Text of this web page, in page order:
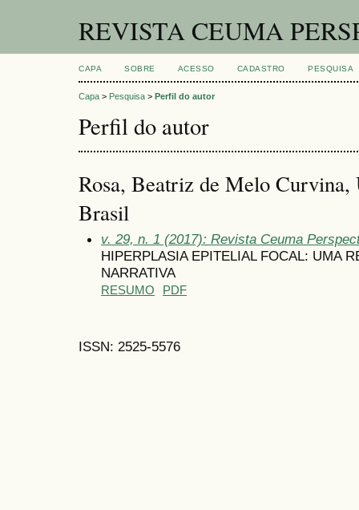
REVISTA CEUMA
CAPA SOBRE ACESSO CADASTRO PESQUISA
Capa > Pesquisa > Perfil do autor
Perfil do autor
Rosa, Beatriz de Melo Curvina,
Brasil
v. 29, n. 1 (2017): Revista Ceuma
HIPERPLASIA EPITELIAL FOCAL: UMA
NARRATIVA
RESUMO PDF
ISSN: 2525-5576